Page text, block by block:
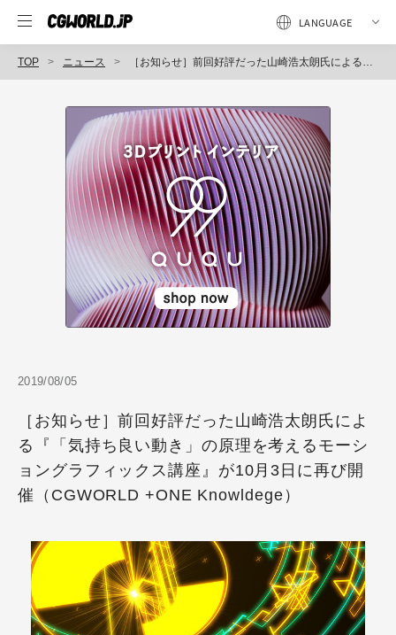
TOP ニュース ［お知らせ］前回好評だった山崎浩太朗氏による『「気持ち良い動き」の原理を考えるモーショングラフィックス講座』が10月3日に再び開催（CGWORLD +ONE Knowldege）
2019/08/05
［お知らせ］前回好評だった山崎浩太朗氏によ
る『「気持ち良い動き」の原理を考えるモーシ
ョングラフィックス講座』が10月3日に再び開
催（CGWORLD +ONE Knowldege）